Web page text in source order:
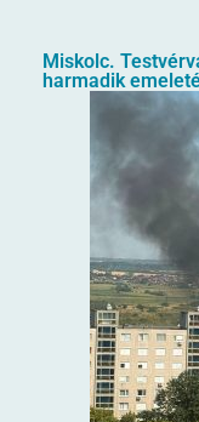
Miskolc.
harmadik